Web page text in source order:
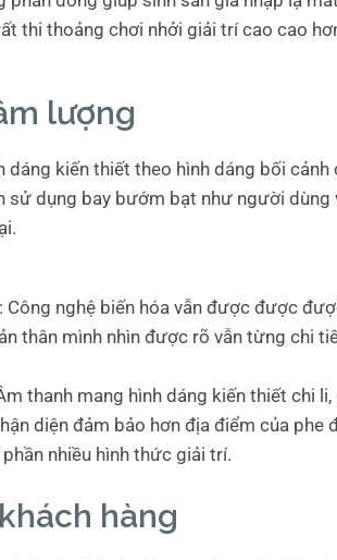
thi thoảng chơi nhởi giải trí cao cao
lượng
dáng kiến thiết theo hình dáng bối cảnh
sử dụng bay bướm bạt như người
: Công nghệ biến hóa vẫn được được
thân mình nhìn được rõ vẫn từng chi
thanh mang hình dáng kiến thiết chi
diện đảm bảo hơn địa điểm của phe
nhiều hình thức giải trí.
hàng